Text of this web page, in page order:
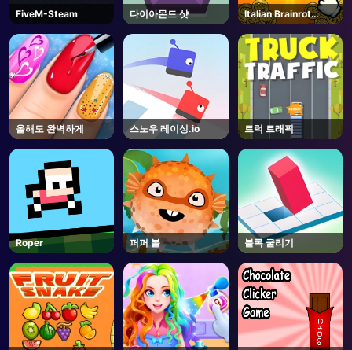
FiveM-Steam 다이아몬드 샷
Italian Brainrot
Clicker 2
올해도 완벽하게 스노우 레이싱.io 트럭 트래픽
Roper 퍼퍼 볼 블록 굴리기